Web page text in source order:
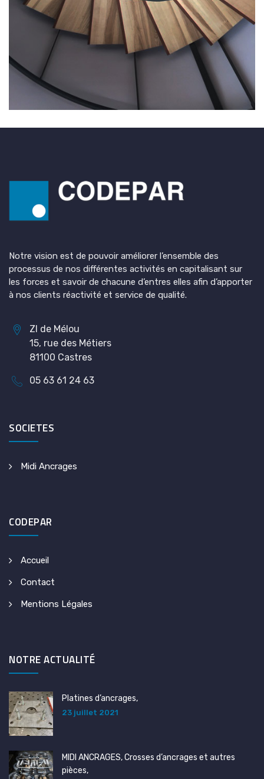
Notre vision est de pouvoir améliorer l’ensemble des
processus de nos différentes activités en capitalisant sur
les forces et savoir de chacune d’entres elles afin d’apporter
à nos clients réactivité et service de qualité.
ZI de Mélou
15, rue des Métiers
81100 Castres
05 63 61 24 63
SOCIETES
Midi Ancrages
CODEPAR
Accueil
Contact
Mentions Légales
NOTRE ACTUALITÉ
Platines d’ancrages,
23 juillet 2021
MIDI ANCRAGES, Crosses d’ancrages et autres
pièces,